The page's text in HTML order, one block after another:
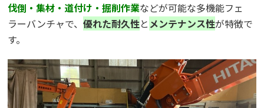
伐倒・集材・道付け・掘削作業などが可能な多機能フェ
ラーバンチャで、優れた耐久性とメンテナンス性が特徴で
す。